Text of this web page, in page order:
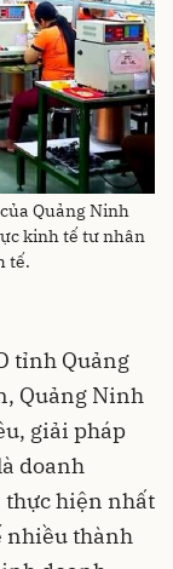
Quảng Ninh
kinh tế tư nhân
tế.
tỉnh Quảng
Quảng Ninh
giải pháp
doanh
thực hiện nhất
nhiều thành